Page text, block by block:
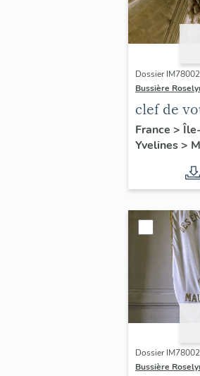
Dossier
Bussière
clef de
l'Enfant
France >
Yvelines>
Dossier
Bussière